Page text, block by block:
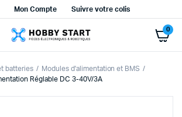
Mon Compte Suivre votre colis
0
batteries
Modules d'alimentation et BMS
Réglable DC 3-40V/3A